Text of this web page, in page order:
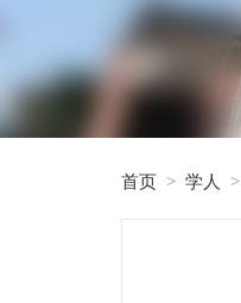
首页 > 学人 >